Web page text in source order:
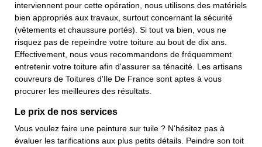
interviennent pour cette opération, nous utilisons des matériels
bien appropriés aux travaux, surtout concernant la sécurité
(vêtements et chaussure portés). Si tout va bien, vous ne
risquez pas de repeindre votre toiture au bout de dix ans.
Effectivement, nous vous recommandons de fréquemment
entretenir votre toiture afin d'assurer sa ténacité. Les artisans
couvreurs de Toitures d'Ile De France sont aptes à vous
procurer les meilleures des résultats.
Le prix de nos services
Vous voulez faire une peinture sur tuile ? N'hésitez pas à
évaluer les tarifications aux plus petits détails. Peindre son toit